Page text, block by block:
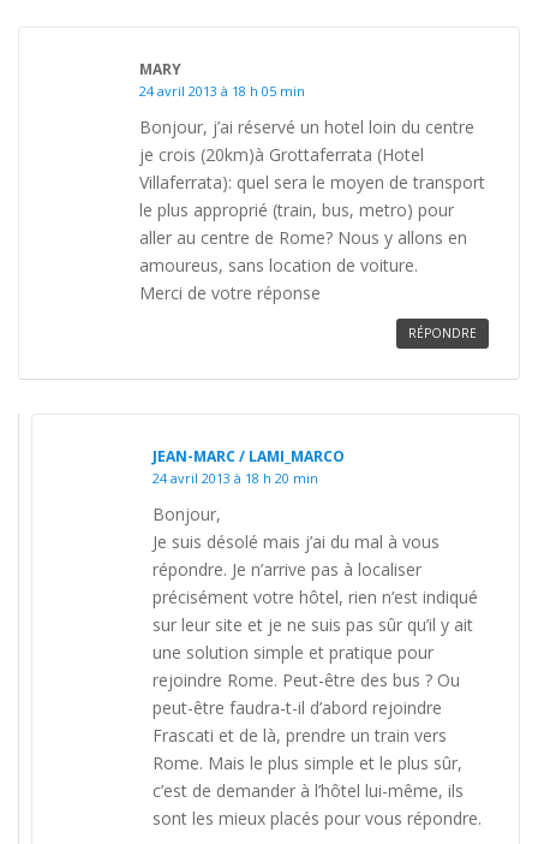
MARY
24 avril 2013 à 18 h 05 min
Bonjour, j’ai réservé un hotel loin du centre
je crois (20km)à Grottaferrata (Hotel
Villaferrata): quel sera le moyen de transport
le plus approprié (train, bus, metro) pour
aller au centre de Rome? Nous y allons en
amoureus, sans location de voiture.
Merci de votre réponse
RÉPONDRE
JEAN-MARC / LAMI_MARCO
24 avril 2013 à 18 h 20 min
Bonjour,
Je suis désolé mais j’ai du mal à vous
répondre. Je n’arrive pas à localiser
précisément votre hôtel, rien n’est indiqué
sur leur site et je ne suis pas sûr qu’il y ait
une solution simple et pratique pour
rejoindre Rome. Peut-être des bus ? Ou
peut-être faudra-t-il d’abord rejoindre
Frascati et de là, prendre un train vers
Rome. Mais le plus simple et le plus sûr,
c’est de demander à l’hôtel lui-même, ils
sont les mieux placés pour vous répondre.